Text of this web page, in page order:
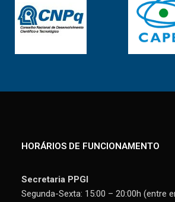
HORÁRIOS DE FUNCIONAMENTO
Secretaria PPGI
Segunda-Sexta: 15:00 – 20:00h (entre